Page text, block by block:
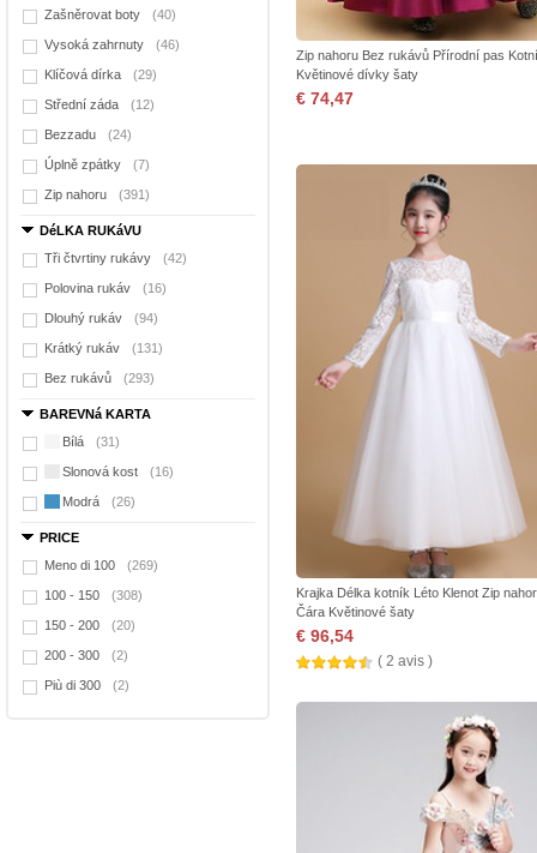
Zašněrovat boty
(40)
Vysoká zahrnuty (46)
Klíčová dírka (29)
Střední záda (12)
Bezzadu (24)
Úplně zpátky (7)
Zip nahoru (391)
DéLKA RUKáVU
Tři čtvrtiny rukávy
(42)
Polovina rukáv (16)
Dlouhý rukáv (94)
Krátký rukáv (131)
Bez rukávů (293)
BAREVNá KARTA
Bílá
(31)
Slonová kost (16)
Modrá (26)
PRICE
Meno di 100
(269)
100 - 150 (308)
150 - 200 (20)
200 - 300 (2)
Più di 300 (2)
Zip nahoru Bez rukávů Přírodní pas
Květinové dívky šaty
€ 74,47
Krajka Délka kotník Léto Klenot Zip
Čára Květinové šaty
€ 96,54
( 2 avis )